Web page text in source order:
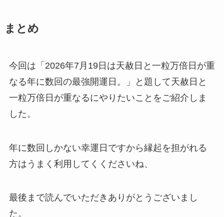
まとめ
今回は「2026年7月19日は天赦日と一粒万倍日が重
なる年に数回の最強開運日。」と題して天赦日と
一粒万倍日が重なるにやりたいことをご紹介しま
した。
年に数回しかない幸運日ですから縁起を担がれる
方はうまく利用してくくださいね、
最後まで読んでいただきありがとうございまし
た。